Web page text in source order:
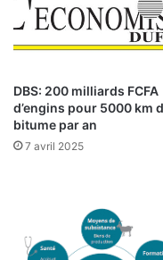
e
B
k
i
n
e
:
u
c
o
m
DBS: 200 milliards FCFA
d’engins pour 5000 km
bitume par an
7 avril 2025